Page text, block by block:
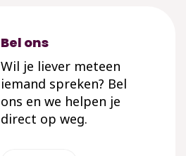
Bel ons
Wil je liever meteen
iemand spreken? Bel
ons en we helpen je
direct op weg.